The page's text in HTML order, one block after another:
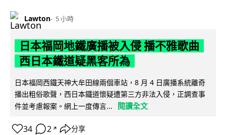
Lawton 5 小時
日本福岡地鐵廣播被入侵 播不雅歌曲
西日本鐵道疑黑客所為
日本福岡西鐵天神大牟田線兩個車站，8 月 4 日廣播系統離奇
播出粗俗歌聲，西日本鐵道懷疑遭第三方非法入侵，正調查事
件並考慮報案。網上一度傳言...
閱讀全文
34 2 ↗ 分享